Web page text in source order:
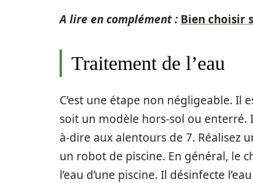
A lire en complément : Bien choisir
Traitement de l’eau
C’est une étape non négligeable. Il
soit un modèle hors-sol ou enterré.
à-dire aux alentours de 7. Réalisez
un robot de piscine. En général, le
l’eau d’une piscine. Il désinfecte